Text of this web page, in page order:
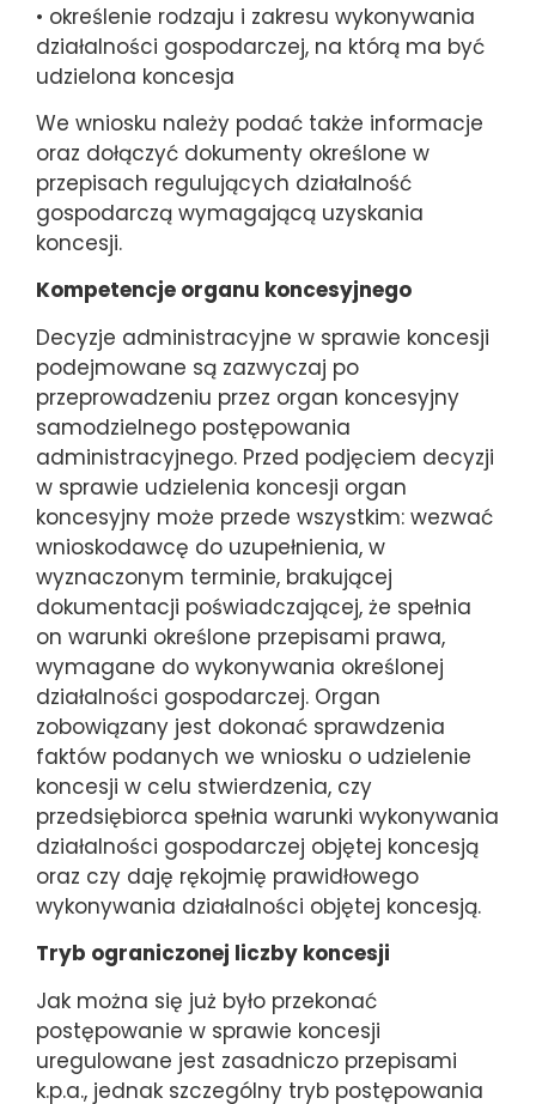
• określenie rodzaju i zakresu wykonywania
działalności gospodarczej, na którą ma być
udzielona koncesja
We wniosku należy podać także informacje
oraz dołączyć dokumenty określone w
przepisach regulujących działalność
gospodarczą wymagającą uzyskania
koncesji.
Kompetencje organu koncesyjnego
Decyzje administracyjne w sprawie koncesji
podejmowane są zazwyczaj po
przeprowadzeniu przez organ koncesyjny
samodzielnego postępowania
administracyjnego. Przed podjęciem decyzji
w sprawie udzielenia koncesji organ
koncesyjny może przede wszystkim: wezwać
wnioskodawcę do uzupełnienia, w
wyznaczonym terminie, brakującej
dokumentacji poświadczającej, że spełnia
on warunki określone przepisami prawa,
wymagane do wykonywania określonej
działalności gospodarczej. Organ
zobowiązany jest dokonać sprawdzenia
faktów podanych we wniosku o udzielenie
koncesji w celu stwierdzenia, czy
przedsiębiorca spełnia warunki wykonywania
działalności gospodarczej objętej koncesją
oraz czy daję rękojmię prawidłowego
wykonywania działalności objętej koncesją.
Tryb ograniczonej liczby koncesji
Jak można się już było przekonać
postępowanie w sprawie koncesji
uregulowane jest zasadniczo przepisami
k.p.a., jednak szczególny tryb postępowania